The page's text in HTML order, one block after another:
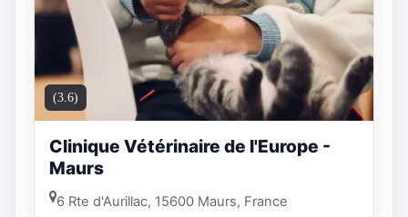
(3.6)
Clinique Vétérinaire de l'Europe -
Maurs
6 Rte d'Aurillac, 15600 Maurs, France